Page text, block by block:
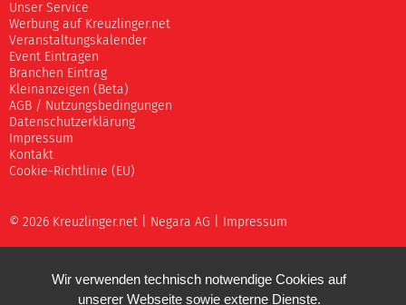
Unser Service
Werbung auf Kreuzlinger.net
Veranstaltungskalender
Event Eintragen
Branchen Eintrag
Kleinanzeigen (Beta)
AGB / Nutzungsbedingungen
Datenschutzerklärung
Impressum
Kontakt
Cookie-Richtlinie (EU)
© 2026 Kreuzlinger.net | Negara AG Impressum
Wir verwenden technisch notwendige Cookies auf
unserer Webseite sowie externe Dienste.